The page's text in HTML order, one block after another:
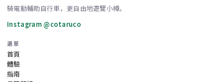
騎電動輔助自行車，更自由地遊覽小樽。
Instagram @cotaruco
選單
首頁
體驗
指南